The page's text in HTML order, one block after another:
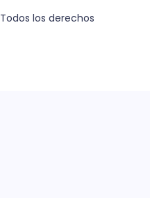
Todos los derechos